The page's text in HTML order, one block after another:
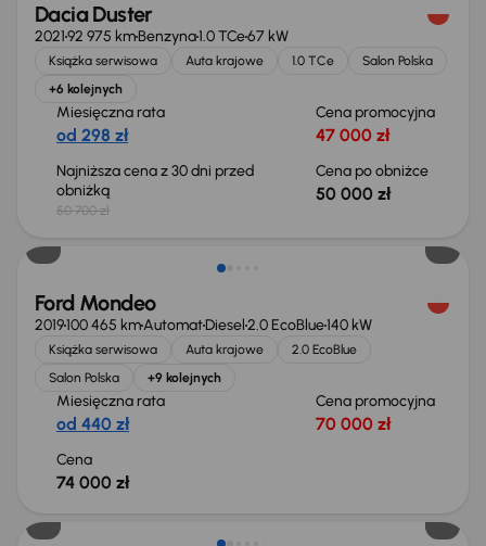
Dacia Duster
202192 975 kmBenzyna1.0 TCe67 kW
Książka serwisowa Auta krajowe 1.0 TCe
Salon Polska
+6 kolejnych
Miesięczna rata
od 298 zł
Cena promocyjna
47 000 zł
Najniższa cena z 30 dni przed
obniżką
50 700 zł
Cena po obniżce
50 000 zł
Ford Mondeo
2019100 465 kmAutomatDiesel2.0 EcoBlue140 kW
Książka serwisowa Auta krajowe
2.0 EcoBlue
Salon Polska
+9 kolejnych
Miesięczna rata
od 440 zł
Cena promocyjna
70 000 zł
Cena
74 000 zł